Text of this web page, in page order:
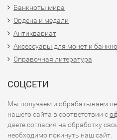
Банкноты мира
Ордена и медали
Антиквариат
Аксессуары для монет и
Справочная литература
СОЦСЕТИ
Мы получаем и обрабатываем
нашего сайта в соответствии с
даете согласия на обработку
необходимо покинуть наш сайт.